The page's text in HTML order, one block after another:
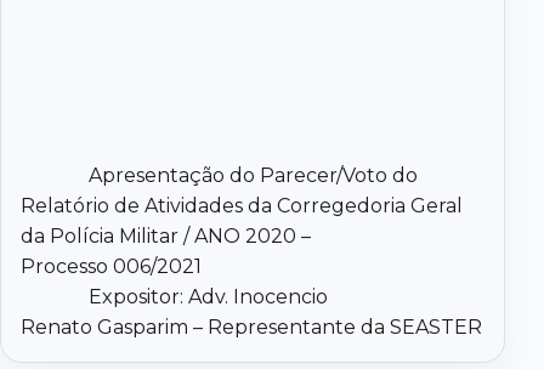
Apresentação do Parecer/Voto do
Relatório de Atividades da Corregedoria Geral
da Polícia Militar / ANO 2020 –
Processo 006/2021
Expositor: Adv. Inocencio
Renato Gasparim – Representante da SEASTER